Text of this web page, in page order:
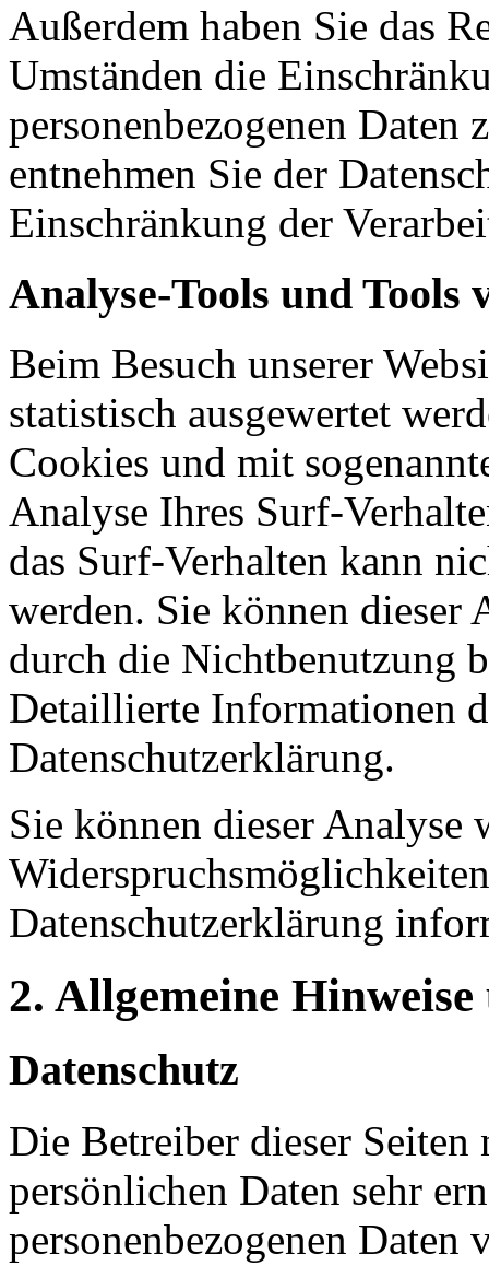
Außerdem haben Sie das
Umständen die
personenbezogenen Daten
entnehmen Sie der
Einschränkung der
Analyse-Tools und
Beim Besuch unserer
statistisch ausgewertet
Cookies und mit
Analyse Ihres Surf-
das Surf-Verhalten kann
werden. Sie können dieser
durch die Nichtbenutzung
Detaillierte Informationen
Datenschutzerklärung.
Sie können dieser Analyse
Datenschutzerklärung
2. Allgemeine
Datenschutz
Die Betreiber dieser Seiten
persönlichen Daten sehr
personenbezogenen Daten